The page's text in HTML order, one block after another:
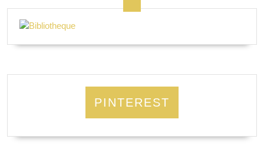
PINTEREST